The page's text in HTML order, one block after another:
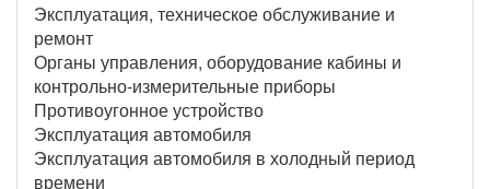
Эксплуатация, техническое обслуживание и
ремонт
Органы управления, оборудование кабины и
контрольно-измерительные приборы
Противоугонное устройство
Эксплуатация автомобиля
Эксплуатация автомобиля в холодный период
времени